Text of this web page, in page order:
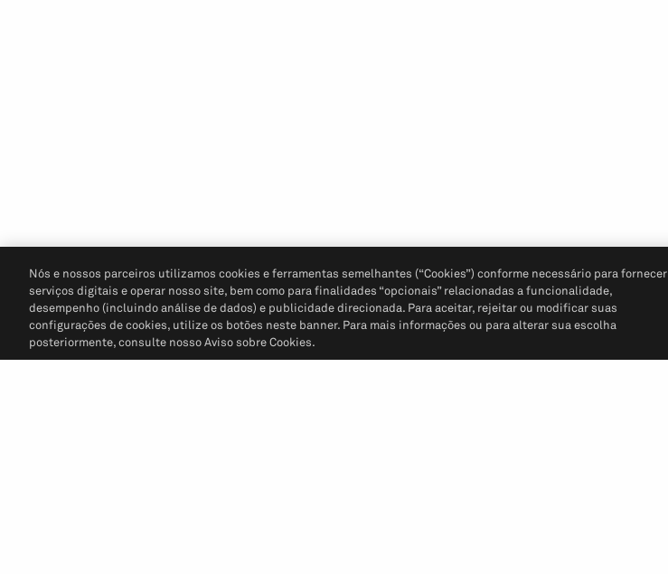
Nós e nossos parceiros utilizamos cookies e ferramentas semelhantes (“Cookies”) conforme necessário para fornecer
serviços digitais e operar nosso site, bem como para finalidades “opcionais” relacionadas a funcionalidade,
desempenho (incluindo análise de dados) e publicidade direcionada. Para aceitar, rejeitar ou modificar suas
configurações de cookies, utilize os botões neste banner. Para mais informações ou para alterar sua escolha
posteriormente, consulte nosso Aviso sobre Cookies.